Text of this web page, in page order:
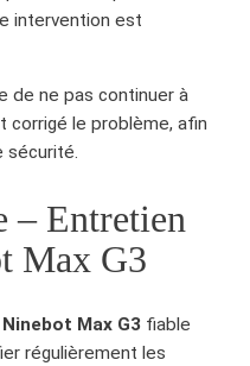
intervention est
de ne pas continuer à
corrigé le problème, afin
sécurité.
– Entretien
Max G3
Max G3 fiable
régulièrement les